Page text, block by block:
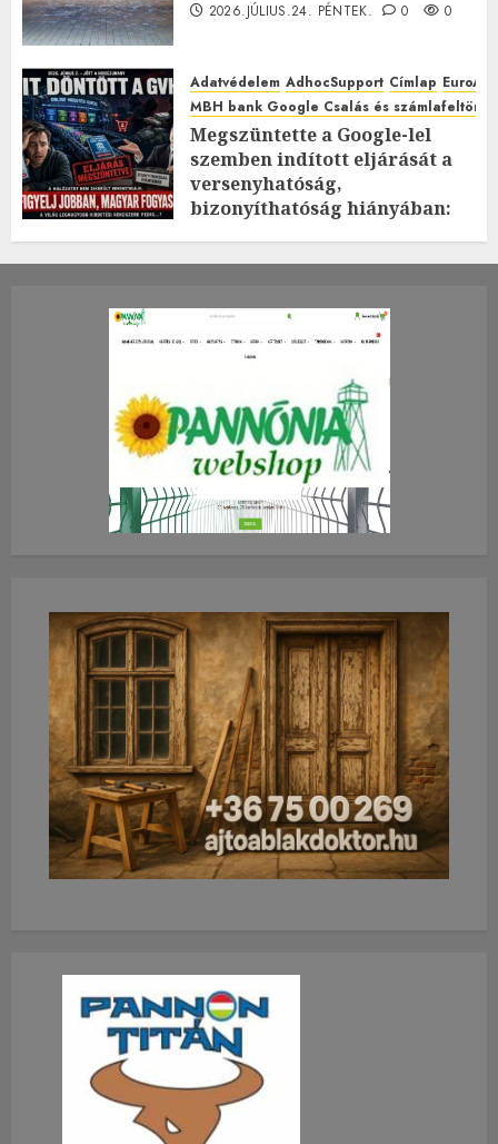
2026.JÚLIUS.24. PÉNTEK. 0 0
Adatvédelem AdhocSupport Címlap
MBH bank Google Csalás és
Megszüntette a Google-lel
szemben indított eljárását a
versenyhatóság,
bizonyíthatóság hiányában:
2026.JÚLIUS.23. CSÜTÖRTÖK.
0